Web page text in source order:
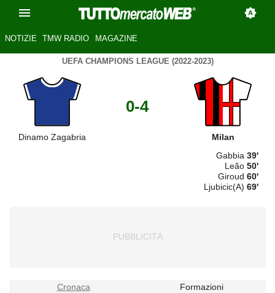
NOTIZIE TMW RADIO MAGAZINE
UEFA CHAMPIONS LEAGUE (2022-2023)
Dinamo Zagabria
0-4
Milan
Gabbia 39'
Leão 50'
Giroud 60'
Ljubicic(A) 69'
Cronaca Formazioni